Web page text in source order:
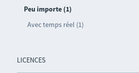
Peu importe (1)
Avec temps réel (1)
LICENCES